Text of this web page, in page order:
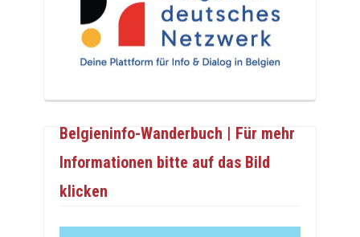
Belgieninfo-Wanderbuch | Für mehr
Informationen bitte auf das Bild
klicken